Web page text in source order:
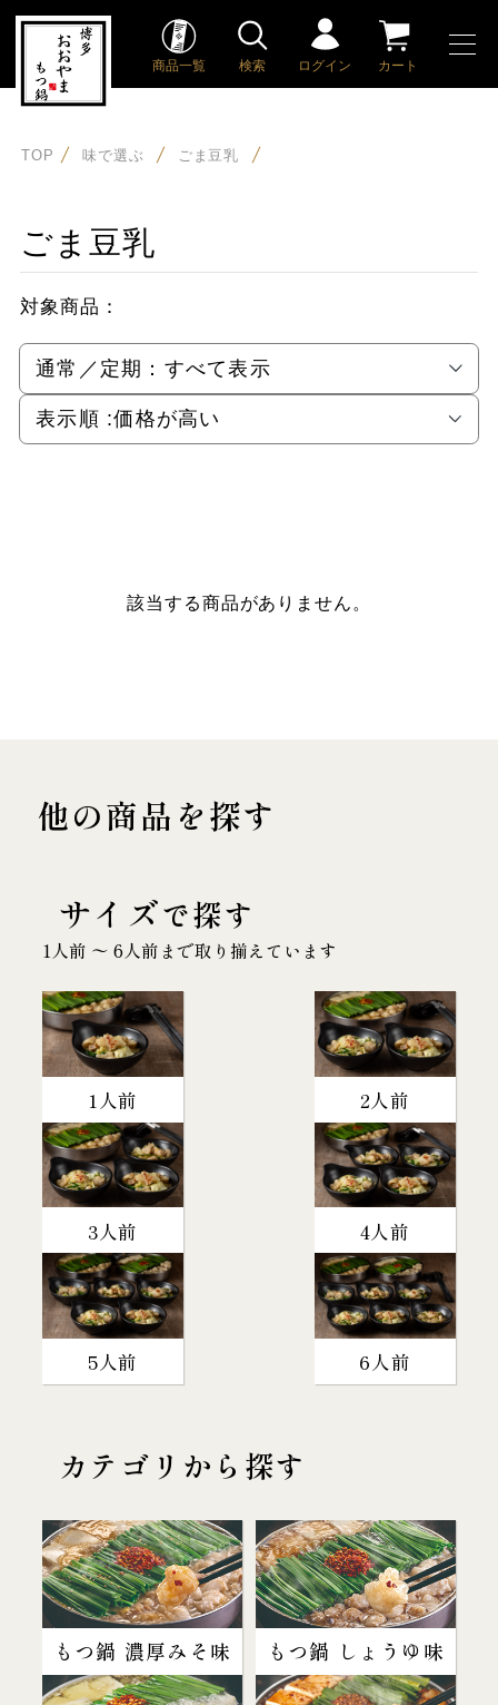
商品一覧 検索 ログイン カート
TOP 味で選ぶ ごま豆乳
ごま豆乳
対象商品：
通常／定期： すべて表示
表示順 :価格が高い
該当する商品がありません。
他の商品を探す
サイズで探す
1人前 〜 6人前まで取り揃えています
1人前 2人前
3人前 4人前
5人前 6人前
カテゴリから探す
もつ鍋 濃厚みそ味 もつ鍋 しょうゆ味